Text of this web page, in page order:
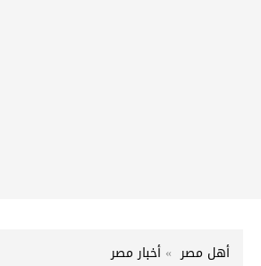
أهل مصر أخبار مصر